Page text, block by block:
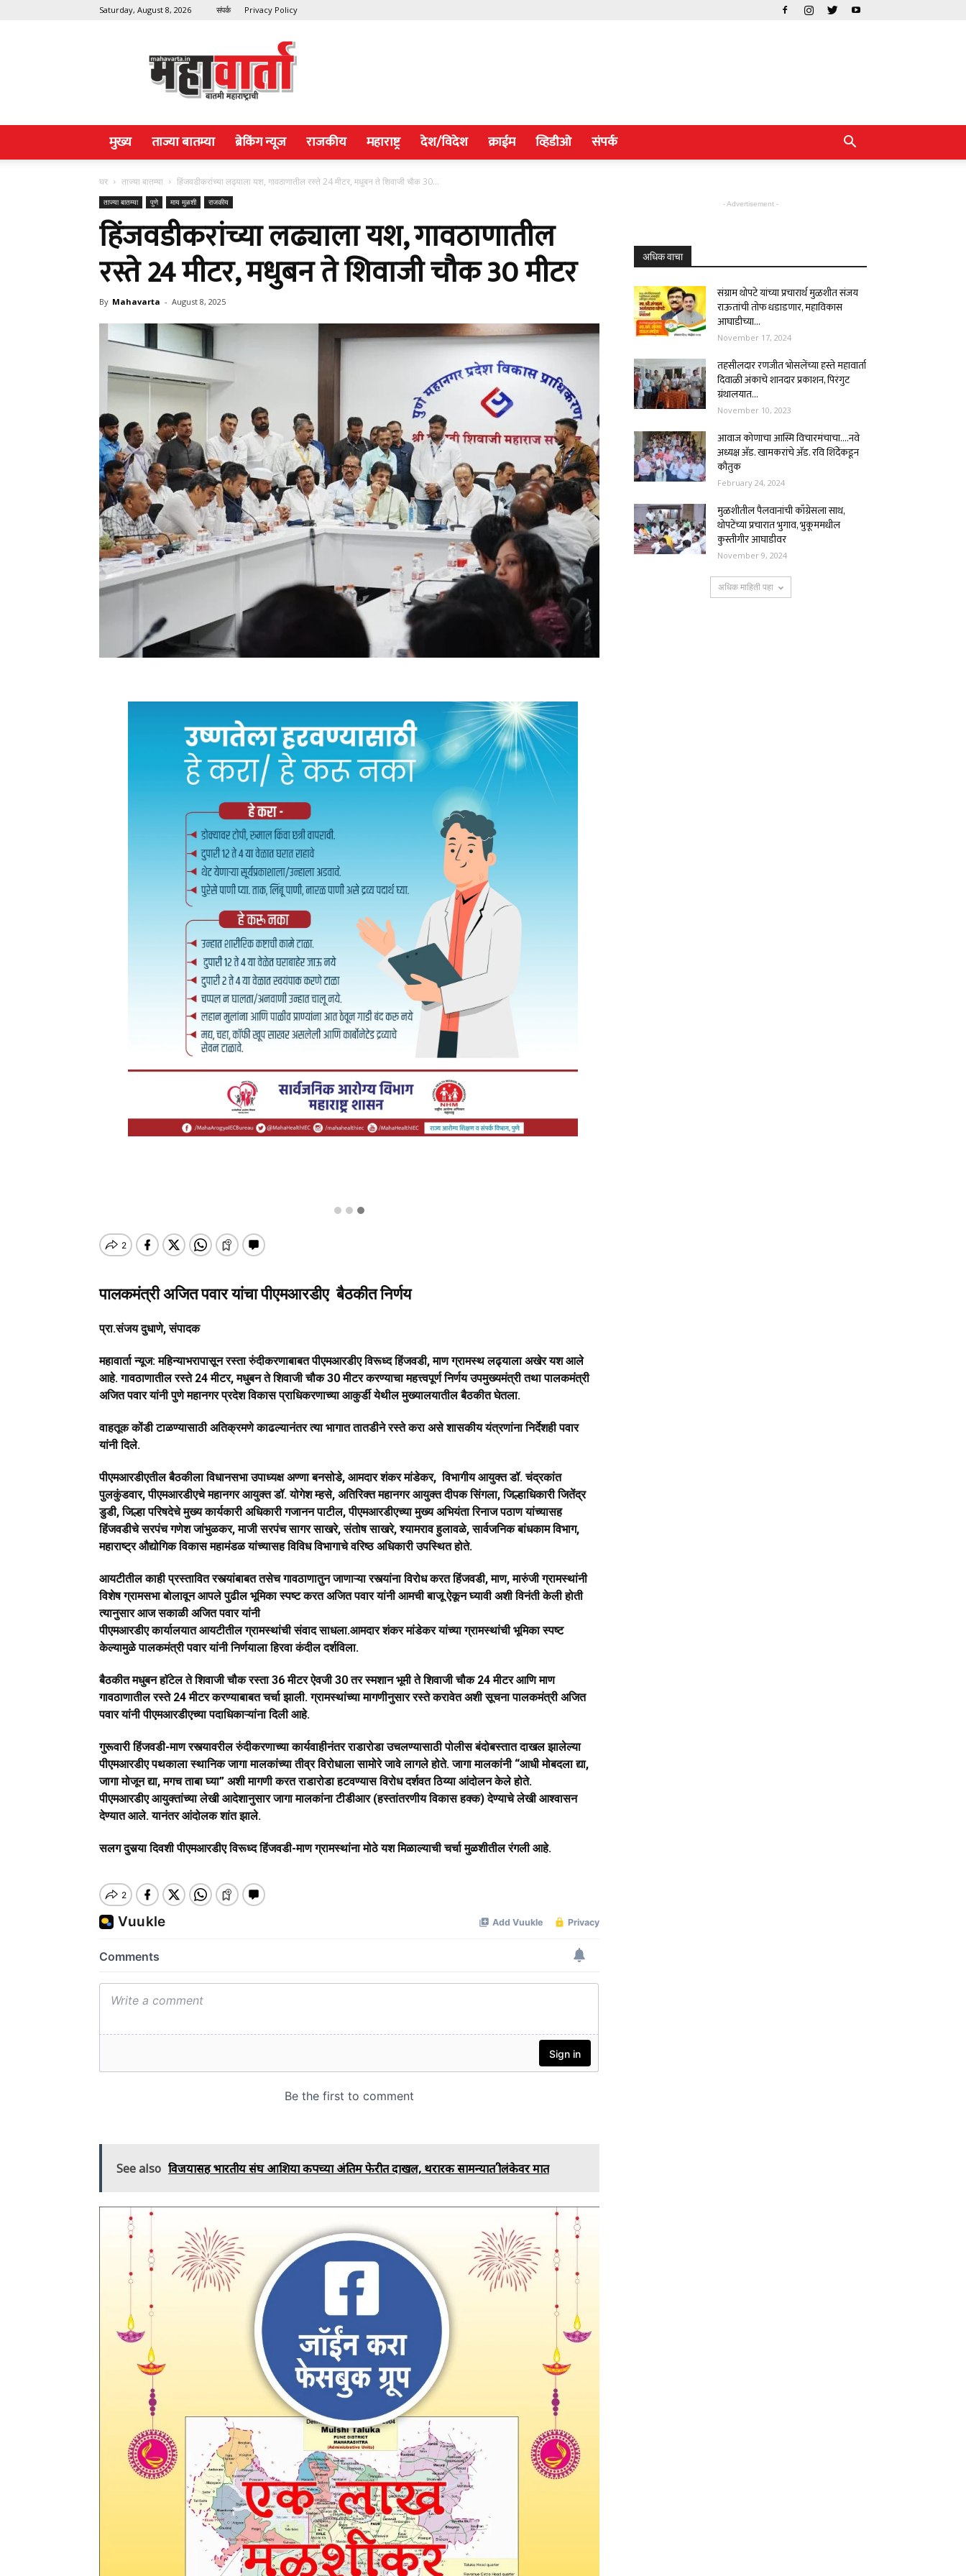
Saturday, August 8, 2026 संपर्क Privacy Policy
Varta
मुख्य ताज्या बातम्या ब्रेकिंग न्यूज राजकीय महाराष्ट्र देश/विदेश क्राईम व्हिडीओ संपर्क
घर ताज्या बातम्या हिंजवडीकरांच्या लढ्याला यश, गावठाणातील रस्ते 24 मीटर, मधुबन ते शिवाजी चौक 30...
ताज्या बातम्या पुणे माय मुळशी राजकीय
हिंजवडीकरांच्या लढ्याला यश, गावठाणातील
रस्ते 24 मीटर, मधुबन ते शिवाजी चौक 30 मीटर
By Mahavarta - August 8, 2025
पालकमंत्री अजित पवार यांचा पीएमआरडीए बैठकीत निर्णय
प्रा.संजय दुधाणे, संपादक
महावार्ता न्यूज: महिन्याभरापासून रस्ता रुंदीकरणाबाबत पीएमआरडीए विरूध्द हिंजवडी, माण ग्रामस्थ लढ्याला अखेर यश आले
आहे. गावठाणातील रस्ते 24 मीटर, मधुबन ते शिवाजी चौक 30 मीटर करण्याचा महत्त्वपूर्ण निर्णय उपमुख्यमंत्री तथा पालकमंत्री
अजित पवार यांनी पुणे महानगर प्रदेश विकास प्राधिकरणाच्या आकुर्डी येथील मुख्यालयातील बैठकीत घेतला.
वाहतूक कोंडी टाळण्यासाठी अतिक्रमणे काढल्यानंतर त्या भागात तातडीने रस्ते करा असे शासकीय यंत्रणांना निर्देशही पवार
यांनी दिले.
पीएमआरडीएतील बैठकीला विधानसभा उपाध्यक्ष अण्णा बनसोडे, आमदार शंकर मांडेकर, विभागीय आयुक्त डॉ. चंद्रकांत
पुलकुंडवार, पीएमआरडीएचे महानगर आयुक्त डॉ. योगेश म्हसे, अतिरिक्त महानगर आयुक्त दीपक सिंगला, जिल्हाधिकारी जितेंद्र
डुडी, जिल्हा परिषदेचे मुख्य कार्यकारी अधिकारी गजानन पाटील, पीएमआरडीएच्या मुख्य अभ‍ियंता र‍िनाज पठाण यांच्यासह
हिंजवडीचे सरपंच गणेश जांभुळकर, माजी सरपंच सागर साखरे, संतोष साखरे, श्यामराव हुलावळे, सार्वजनिक बांधकाम विभाग,
महाराष्ट्र औद्योगिक विकास महामंडळ यांच्यासह विविध विभागाचे वरिष्ठ अधिकारी उपस्थित होते.
आयटीतील काही प्रस्तावित रस्त्यांबाबत तसेच गावठाणातुन जाणाऱ्या रस्त्यांना विरोध करत हिंजवडी, माण, मारुंजी ग्रामस्थांनी
विशेष ग्रामसभा बोलावून आपले पुढील भूमिका स्पष्ट करत अजित पवार यांनी आमची बाजू ऐकून घ्यावी अशी विनंती केली होती
त्यानुसार आज सकाळी अजित पवार यांनी
पीएमआरडीए कार्यालयात आयटीतील ग्रामस्थांची संवाद साधला.आमदार शंकर मांडेकर यांच्या ग्रामस्थांची भूमिका स्पष्ट
केल्यामुळे पालकमंत्री पवार यांनी निर्णयाला हिरवा कंदील दर्शविला.
बैठकीत मधुबन हाॅटेल ते शिवाजी चौक रस्ता 36 मीटर ऐवजी 30 तर स्मशान भूमी ते शिवाजी चौक 24 मीटर आणि माण
गावठाणातील रस्ते 24 मीटर करण्याबाबत चर्चा झाली. ग्रामस्थांच्या मागणीनुसार रस्ते करावेत अशी सूचना पालकमंत्री अजित
पवार यांनी पीएमआरडीएच्या पदाधिकाऱ्यांना दिली आहे.
गुरूवारी हिंजवडी-माण रस्त्यावरील रुंदीकरणाच्या कार्यवाहीनंतर राडारोडा उचलण्यासाठी पोलीस बंदोबस्तात दाखल झालेल्या
पीएमआरडीए पथकाला स्थानिक जागा मालकांच्या तीव्र विरोधाला सामोरे जावे लागले होते. जागा मालकांनी “आधी मोबदला द्या,
जागा मोजून द्या, मगच ताबा घ्या” अशी मागणी करत राडारोडा हटवण्यास विरोध दर्शवत ठिय्या आंदोलन केले होते.
पीएमआरडीए आयुक्तांच्या लेखी आदेशानुसार जागा मालकांना टीडीआर (हस्तांतरणीय विकास हक्क) देण्याचे लेखी आश्वासन
देण्यात आले. यानंतर आंदोलक शांत झाले.
सलग दुसर्‍या दिवशीपीएमआरडीए विरूध्द हिंजवडी-माण ग्रामस्थांना मोठे यश मिळाल्याची चर्चा मुळशीतील रंगली आहे.
See also विजयासह भारतीय संघ आशिया कपच्या अंतिम फेरीत दाखल, थरारक सामन्यात श्रीलंकेवर मात
- Advertisement -
अधिक वाचा
संग्राम थोपटे यांच्या प्रचारार्थ मुळशीत संजय
राऊतांची तोफ धडाडणार, महाविकास
आघाडीच्या...
November 17, 2024
तहसीलदार रणजीत भोसलेंच्या हस्ते महावार्ता
दिवाळी अंकाचे शानदार प्रकाशन, पिरंगुट
ग्रंथालयात...
November 10, 2023
आवाज कोणाचा आस्मि विचारमंचाचा….नवे
अध्यक्ष अ‍ॅड. खामकरांचे अ‍ॅड. रवि शिंदेेंकडून
कौतुक
February 24, 2024
मुळशीतील पैलवानांची काँग्रेसला साथ,
थोपटेंच्या प्रचारात भुगाव, भुकूममधील
कुस्तीगीर आघाडीवर
November 9, 2024
अधिक माहिती पहा